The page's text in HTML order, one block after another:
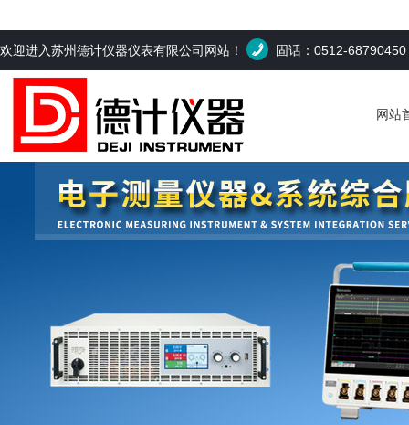
欢迎进入苏州德计仪器仪表有限公司网站！ 固话：0512-68790450
网站